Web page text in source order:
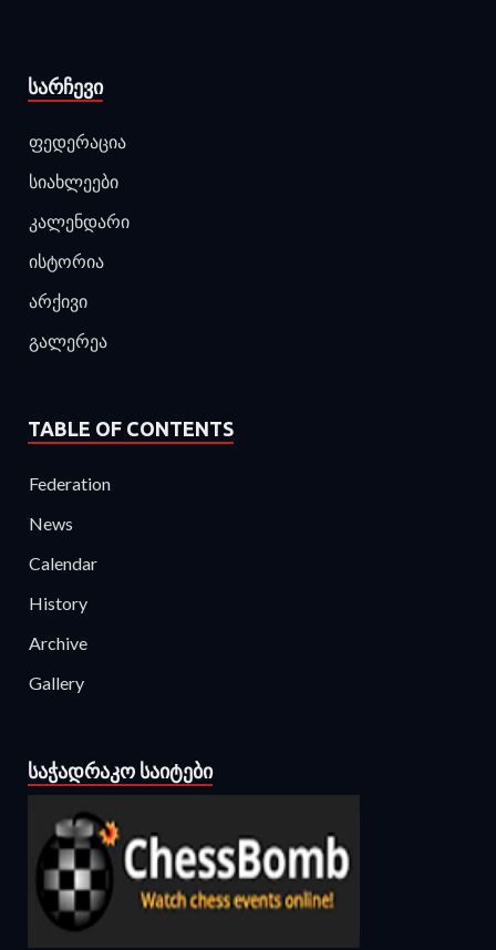
ᲡᲐᲠᲩᲔᲕᲘ
ფედერაცია
სიახლეები
კალენდარი
ისტორია
არქივი
გალერეა
TABLE OF CONTENTS
Federation
News
Calendar
History
Archive
Gallery
ᲡᲐᲭᲐᲓᲠᲐᲙᲝ ᲡᲐᲘᲢᲔᲑᲘ